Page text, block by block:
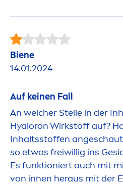
Biene
14.01.2024
Auf keinen Fall
An welcher Stelle in der
Hyaloron Wirkstoff auf?
Inhaltsstoffen
so etwas freiwillig ins
Es funktioniert auch mit
von innen heraus mit der